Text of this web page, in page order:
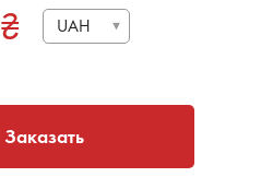
₴ UAH
Заказать